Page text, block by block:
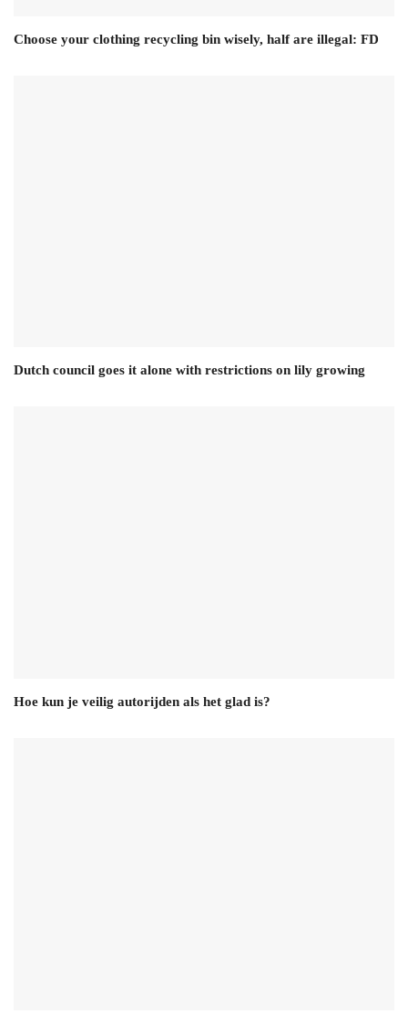
Choose your clothing recycling bin wisely, half are illegal: FD
Dutch council goes it alone with restrictions on lily growing
Hoe kun je veilig autorijden als het glad is?